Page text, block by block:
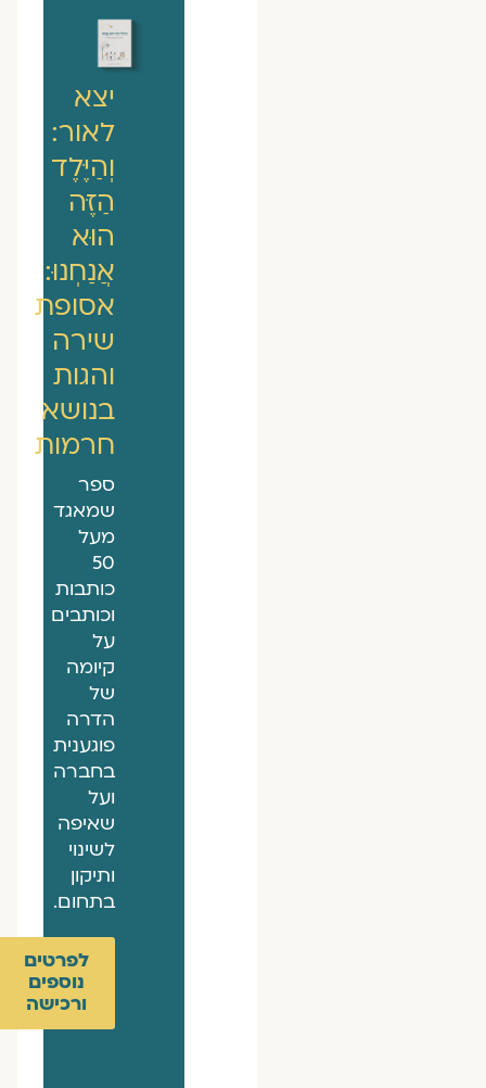
יצא
לאור:
וְהַיֶּלֶד
הַזֶּה
הוּא
אֲנַחְנוּ:
אסופת
שירה
והגות
בנושא
חרמות
ספר
שמאגד
מעל
50
כותבות
וכותבים
על
קיומה
של
הדרה
פוגענית
בחברה
ועל
שאיפה
לשינוי
ותיקון
בתחום.
לפרטים
נוספים
ורכישה